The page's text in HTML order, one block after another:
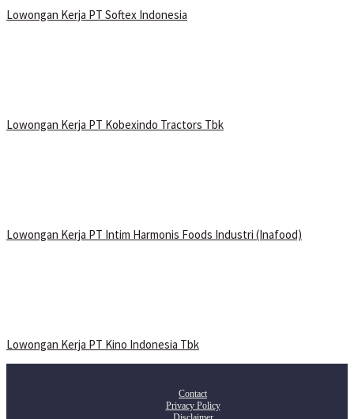
Lowongan Kerja PT Softex Indonesia
Lowongan Kerja PT Kobexindo Tractors Tbk
Lowongan Kerja PT Intim Harmonis Foods Industri (Inafood)
Lowongan Kerja PT Kino Indonesia Tbk
Contact
Privacy Policy